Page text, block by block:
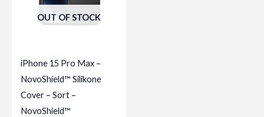
OUT OF STOCK
iPhone 15 Pro Max –
NovoShield™ Silikone
Cover – Sort –
NovoShield™